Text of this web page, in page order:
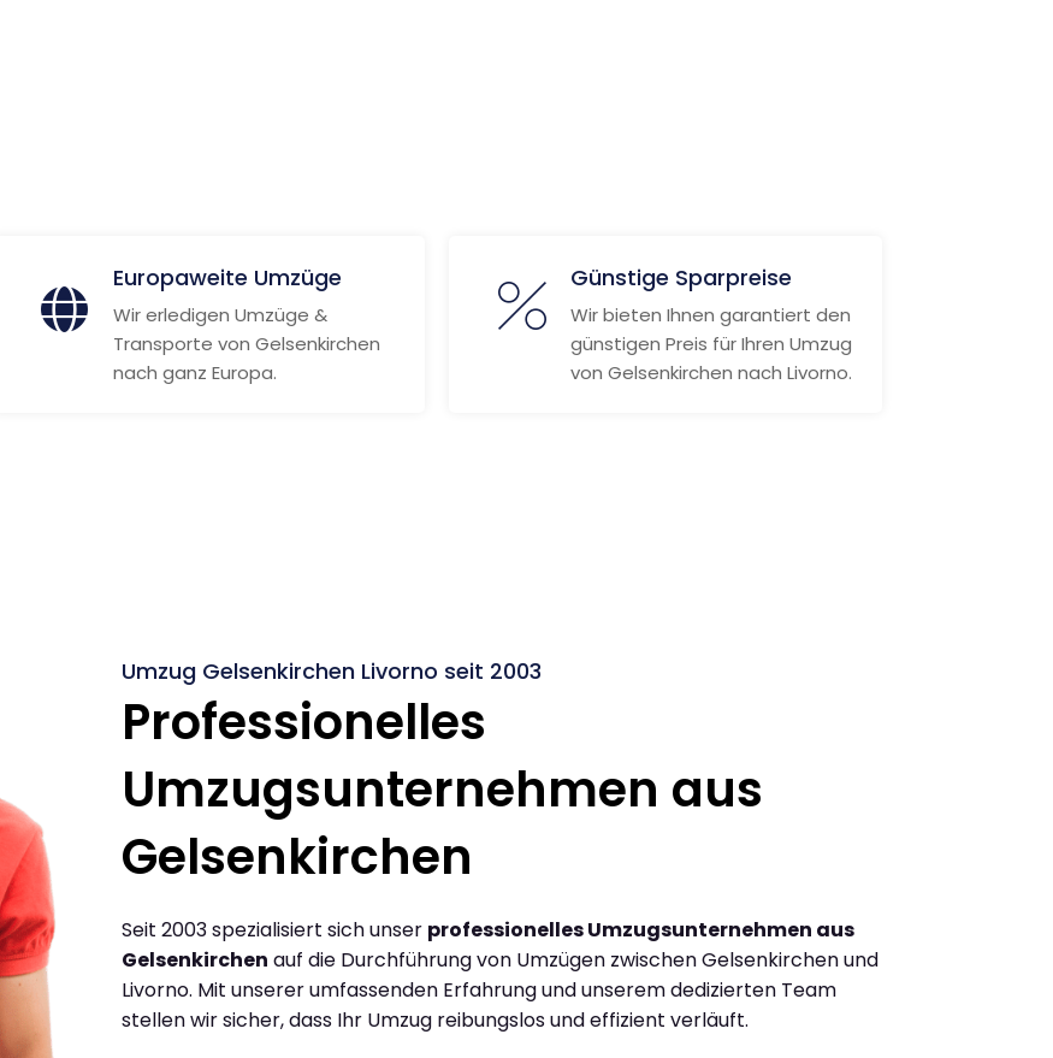
Europaweite Umzüge
Wir erledigen Umzüge &
Transporte von Gelsenkirchen
nach ganz Europa.
Günstige Sparpreise
Wir bieten Ihnen garantiert den
günstigen Preis für Ihren Umzug
von Gelsenkirchen nach Livorno.
Umzug Gelsenkirchen Livorno seit 2003
Professionelles
Umzugsunternehmen aus
Gelsenkirchen
Seit 2003 spezialisiert sich unser professionelles Umzugsunternehmen aus
Gelsenkirchen auf die Durchführung von Umzügen zwischen Gelsenkirchen und
Livorno. Mit unserer umfassenden Erfahrung und unserem dedizierten Team
stellen wir sicher, dass Ihr Umzug reibungslos und effizient verläuft.